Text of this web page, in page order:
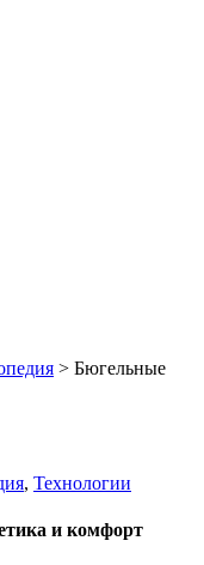
> Бюгельные
, Технологии
и комфорт